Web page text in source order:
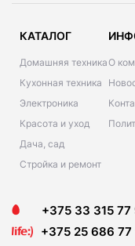
КАТАЛОГ
Домашняя техника
Кухонная техника
Электроника
Красота и уход
Дача, сад
Стройка и ремонт
О
+375 33 315 77
+375 25 686 77